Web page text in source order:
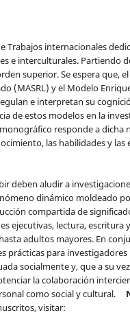
Trabajos internacionales
e interculturales. Partiendo
superior. Se espera que,
(MASRL) y el Modelo
e interpretan su
de estos modelos en la
responde a
las habilidades y
deben aludir a
dinámico moldeado
compartida de
ejecutivas, lectura,
adultos mayores. En
prácticas para
socialmente y, que a su
la colaboración
como social y cultural.
visitar: